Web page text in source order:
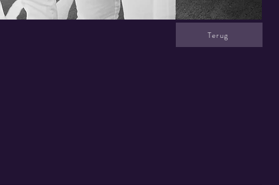
Terug